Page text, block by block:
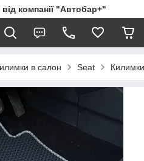
компанії "Автобар+"
в салон Seat